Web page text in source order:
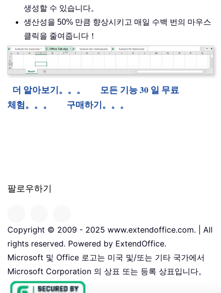
생성할 수 있습니다。
생산성을 50% 만큼 향상시키고 매일 수백 번의 마우스
클릭을 줄여줍니다！
더 알아보기。。。
모든 기능 30 일 무료
체험。。。
구매하기。。。
팔로우하기
Copyright © 2009 - 2025 www.extendoffice.com. | All
rights reserved. Powered by ExtendOffice.
Microsoft 및 Office 로고는 미국 및/또는 기타 국가에서
Microsoft Corporation 의 상표 또는 등록 상표입니다。